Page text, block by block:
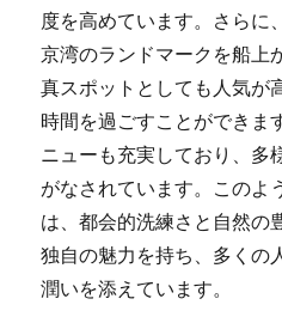
度を高めています。さらに
京湾のランドマークを船上
真スポットとしても人気が
時間を過ごすことができま
ニューも充実しており、多
がなされています。このよ
は、都会的洗練さと自然の
独自の魅力を持ち、多くの
潤いを添えています。